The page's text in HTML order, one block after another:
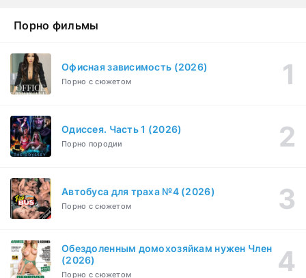
Эйфория (2019)
Бисексуалка (2018)
Сутенёры (2023)
1 сезон
1-6 серия
Порно фильмы
Офисная зависимость (2026)
Порно с сюжетом
Одиссея. Часть 1 (2026)
Порно породии
Автобуса для траха №4 (2026)
Порно с сюжетом
Обездоленным домохозяйкам нужен Член
(2026)
Порно с сюжетом